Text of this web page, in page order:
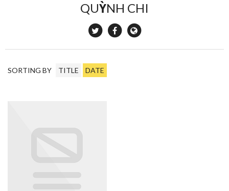
QUỲNH CHI
SORTING BY TITLE DATE